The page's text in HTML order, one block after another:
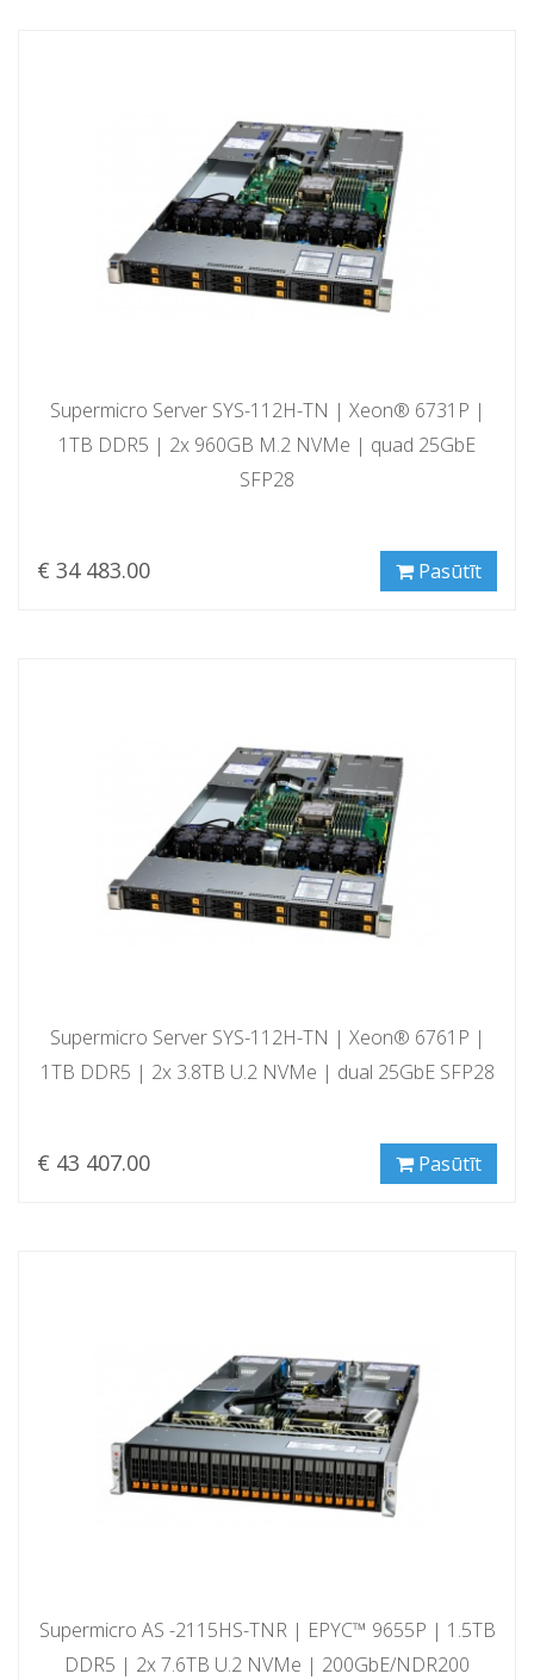
Supermicro Server SYS-112H-TN | Xeon® 6731P |
1TB DDR5 | 2x 960GB M.2 NVMe | quad 25GbE
SFP28
€ 34 483.00 Pasūtīt
Supermicro Server SYS-112H-TN | Xeon® 6761P |
1TB DDR5 | 2x 3.8TB U.2 NVMe | dual 25GbE SFP28
€ 43 407.00 Pasūtīt
Supermicro AS -2115HS-TNR | EPYC™ 9655P | 1.5TB
DDR5 | 2x 7.6TB U.2 NVMe | 200GbE/NDR200